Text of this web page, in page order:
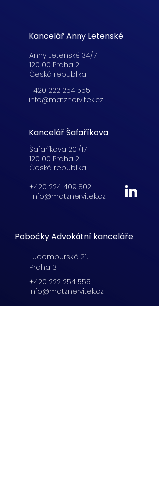
Kancelář Anny Letenské
Anny Letenské 34/7
120 00 Praha 2
Česká republika
+420 222 254 555
info@matznervitek.cz
Kancelář Šafaříkova
Šafaříkova 201/17
120 00 Praha 2
Česká republika
+420 224 409 802
info@matznervitek.cz
Pobočky Advokátní kanceláře
Lucemburská 21,
Praha 3
+420 222 254 555
info@matznervitek.cz